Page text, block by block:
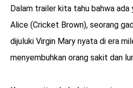
Dalam trailer kita tahu bahwa ada
Alice (Cricket Brown), seorang
dijuluki Virgin Mary nyata di era
menyembuhkan orang sakit dan